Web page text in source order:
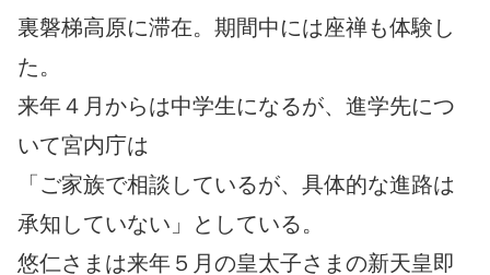
裏磐梯高原に滞在。期間中には座禅も体験し
た。
来年４月からは中学生になるが、進学先につ
いて宮内庁は
「ご家族で相談しているが、具体的な進路は
承知していない」としている。
悠仁さまは来年５月の皇太子さまの新天皇即